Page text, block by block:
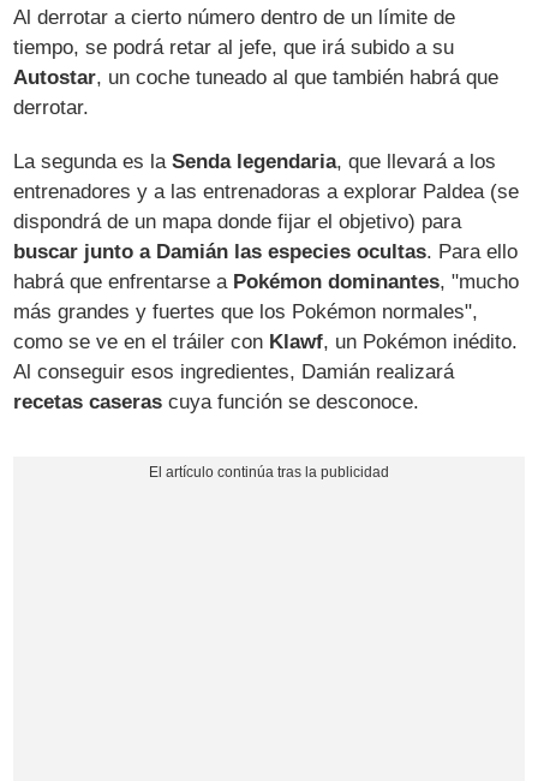
Al derrotar a cierto número dentro de un límite de
tiempo, se podrá retar al jefe, que irá subido a su
Autostar, un coche tuneado al que también habrá que
derrotar.
La segunda es laSenda legendaria, que llevará a los
entrenadores y a las entrenadoras a explorar Paldea (se
dispondrá de un mapa donde fijar el objetivo) para
buscar junto a Damián las especies ocultas. Para ello
habrá que enfrentarse a Pokémon dominantes, "mucho
más grandes y fuertes que los Pokémon normales",
como se ve en el tráiler con Klawf, un Pokémon inédito.
Al conseguir esos ingredientes, Damián realizará
recetas caseras cuya función se desconoce.